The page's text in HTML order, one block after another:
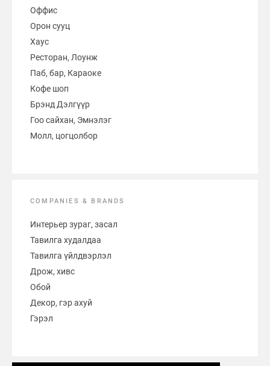
Оффис
Орон сууц
Хаус
Ресторан, Лоунж
Паб, бар, Караоке
Кофе шоп
Брэнд Дэлгүүр
Гоо сайхан, Эмнэлэг
Молл, цогцолбор
COMPANIES & BRANDS
Интерьер зураг, засал
Тавилга худалдаа
Тавилга үйлдвэрлэл
Дрож, хивс
Обой
Декор, гэр ахуй
Гэрэл